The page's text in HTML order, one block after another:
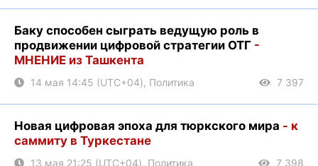
Баку способен сыграть ведущую роль в
продвижении цифровой стратегии ОТГ -
МНЕНИЕ из Ташкента
14 мая 14:45 (UTC+04), Политика 7 397
Новая цифровая эпоха для тюркского мира - к
cаммиту в Туркестане
13 мая 21:25 (UTC+04), Политика 7 398